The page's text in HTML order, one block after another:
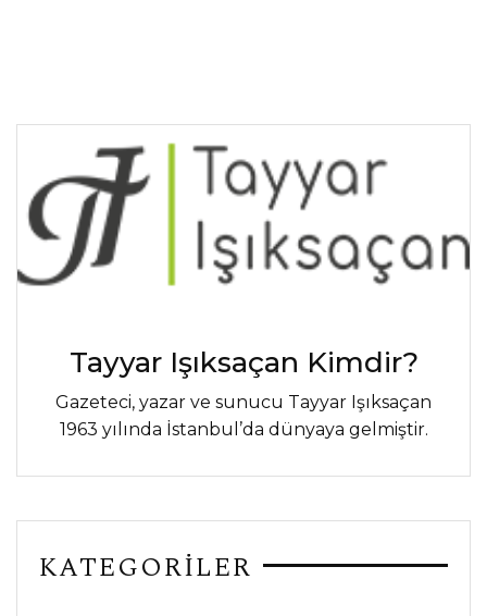
Tayyar Işıksaçan Kimdir?
Gazeteci, yazar ve sunucu Tayyar Işıksaçan
1963 yılında İstanbul’da dünyaya gelmiştir.
KATEGORİLER